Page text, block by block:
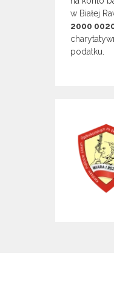
w Białej
2000
podatku.